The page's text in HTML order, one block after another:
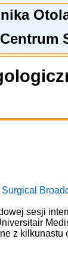
sesji
z kilkunastu